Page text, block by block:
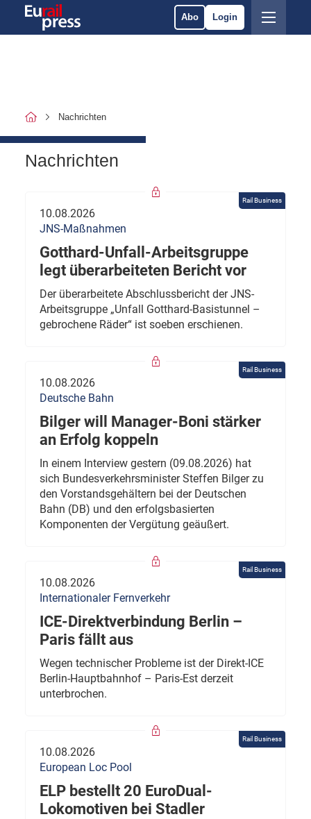
Abo Login
Nachrichten
Nachrichten
Rail Business
10.08.2026
JNS-Maßnahmen
Gotthard-Unfall-Arbeitsgruppe
legt überarbeiteten Bericht vor
Der überarbeitete Abschlussbericht der JNS-
Arbeitsgruppe „Unfall Gotthard-Basistunnel –
gebrochene Räder“ ist soeben erschienen.
Rail Business
10.08.2026
Deutsche Bahn
Bilger will Manager-Boni stärker
an Erfolg koppeln
In einem Interview gestern (09.08.2026) hat
sich Bundesverkehrsminister Steffen Bilger zu
den Vorstandsgehältern bei der Deutschen
Bahn (DB) und den erfolgsbasierten
Komponenten der Vergütung geäußert.
Rail Business
10.08.2026
Internationaler Fernverkehr
ICE-Direktverbindung Berlin –
Paris fällt aus
Wegen technischer Probleme ist der Direkt-ICE
Berlin-Hauptbahnhof – Paris-Est derzeit
unterbrochen.
Rail Business
10.08.2026
European Loc Pool
ELP bestellt 20 EuroDual-
Lokomotiven bei Stadler